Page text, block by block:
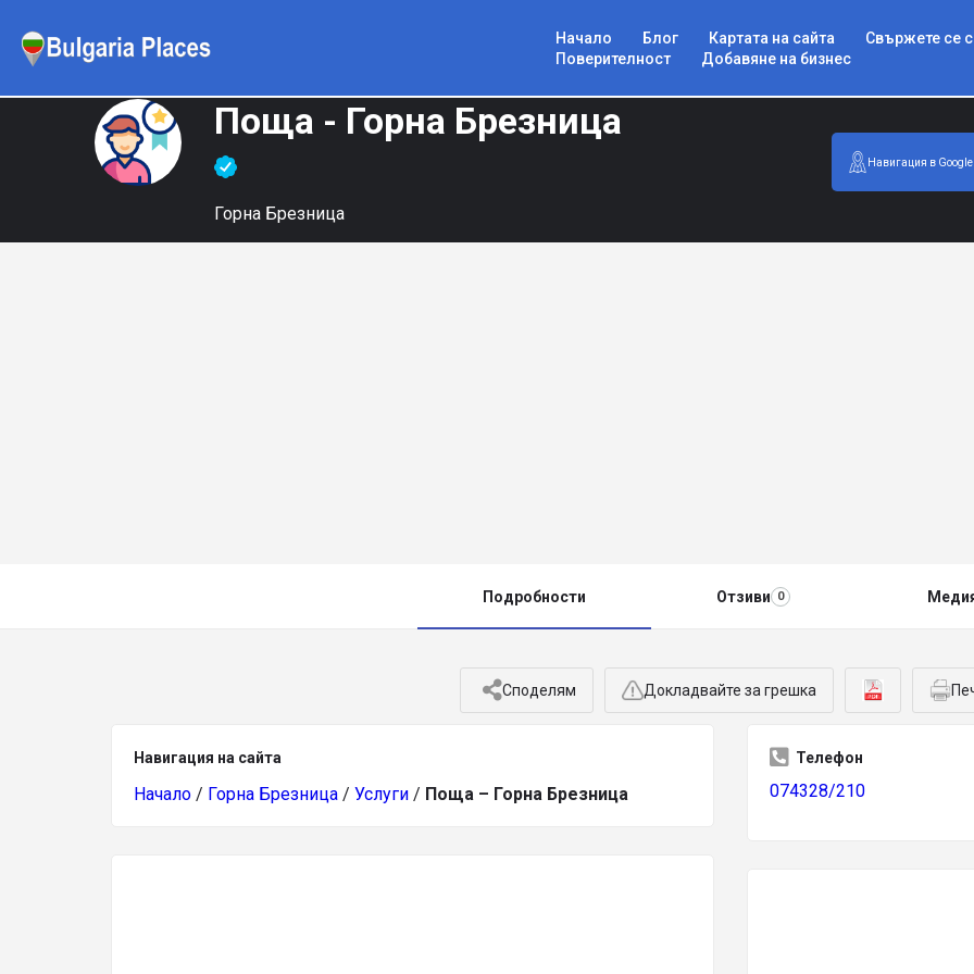
Начало Блог Картата на сайта
Свържете се
Поверителност
Добавяне на бизнес
Поща - Горна Брезница
Горна Брезница
Навигация в Google
Подробности Отзиви 0
Споделям Докладвайте за грешка
Навигация на сайта
Начало / Горна Брезница / Услуги / Поща – Горна Брезница
Телефон
074328/210